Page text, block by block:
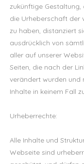
zukünftige Gestaltung,
die Urheberschaft der
zu haben, distanziert
ausdrücklich von
aller auf unserer
Seiten, die nach der
verändert wurden und
Inhalte in keinem Fall
Urheberrechte:
Alle Inhalte und
Webseite sind